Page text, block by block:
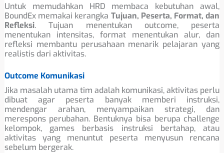
Untuk memudahkan HRD membaca kebutuhan awal,
BoundEx memakai kerangka Tujuan, Peserta, Format, dan
Refleksi. Tujuan menentukan outcome, peserta
menentukan intensitas, format menentukan alur, dan
refleksi membantu perusahaan menarik pelajaran yang
realistis dari aktivitas.
Outcome Komunikasi
Jika masalah utama tim adalah komunikasi, aktivitas perlu
dibuat agar peserta banyak memberi instruksi,
mendengar arahan, menyampaikan strategi, dan
merespons perubahan. Bentuknya bisa berupa challenge
kelompok, games berbasis instruksi bertahap, atau
aktivitas yang menuntut peserta menyusun rencana
sebelum bergerak.